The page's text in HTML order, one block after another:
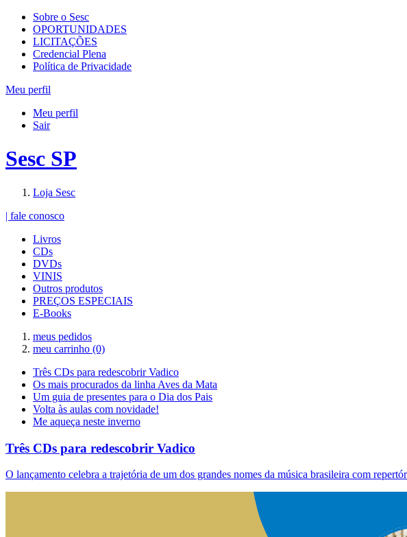
Sobre o Sesc
OPORTUNIDADES
LICITAÇÕES
Credencial Plena
Política de Privacidade
Meu perfil
Meu perfil
Sair
Sesc SP
Loja Sesc
| fale conosco
Livros
CDs
DVDs
VINIS
Outros produtos
PREÇOS ESPECIAIS
E-Books
meus pedidos
meu carrinho (0)
Três CDs para redescobrir Vadico
Os mais procurados da linha Aves da Mata
Um guia de presentes para o Dia dos Pais
Volta às aulas com novidade!
Me aqueça neste inverno
Três CDs para redescobrir Vadico
O lançamento celebra a trajetória de um dos grandes nomes da música brasileira com